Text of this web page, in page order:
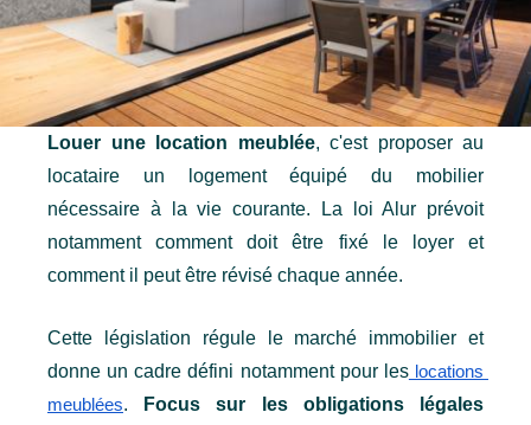
Louer une location meublée, c'est proposer au
locataire un logement équipé du mobilier
nécessaire à la vie courante. La loi Alur prévoit
notamment comment doit être fixé le loyer et
comment il peut être révisé chaque année.
Cette législation régule le marché immobilier et
donne un cadre défini notamment pour les locations
meublées.
Focus sur les obligations légales